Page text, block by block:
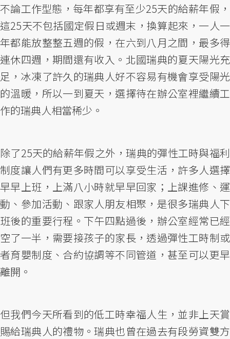
不論工作型態，每年都享有至少25天的給薪年假，
這25天不包括國定假日或週末，換算起來，一人一
年都能放整整五週的假，在六到八月之間，最多得
連休四週，期間還有收入。北國瑞典的夏天陽光充
足，冰凍了許久的瑞典人好不容易有機會享受陽光
的溫暖，所以一到夏天，選擇待在辦公室裡繼續工
作的瑞典人相當稀少。
除了25天的給薪年假之外，瑞典的彈性工時與福利
制度讓人們有更多時間可以享受生活，許多人選擇
早早上班，上滿八小時就早早回家；上課進修、運
動、參加活動、跟家人朋友相聚，是很多瑞典人下
班後的重要行程。下午四點過後，辦公室經常已經
空了一半，需要接孩子的家長，透過彈性工時制或
者育嬰制度、合約協調等不同管道，甚至可以更早
離開。
但我們今天所看到的低工時幸福人生，並非上天賞
賜給瑞典人的禮物。瑞典也曾在過去有段勞資雙方